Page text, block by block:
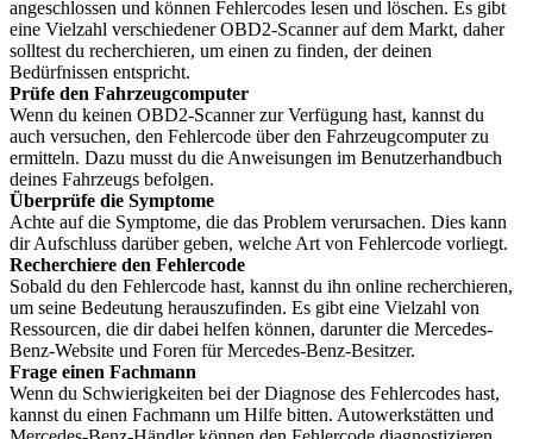
angeschlossen und können Fehlercodes lesen und löschen. Es gibt
eine Vielzahl verschiedener OBD2-Scanner auf dem Markt, daher
solltest du recherchieren, um einen zu finden, der deinen
Bedürfnissen entspricht.
Prüfe den Fahrzeugcomputer
Wenn du keinen OBD2-Scanner zur Verfügung hast, kannst du
auch versuchen, den Fehlercode über den Fahrzeugcomputer zu
ermitteln. Dazu musst du die Anweisungen im Benutzerhandbuch
deines Fahrzeugs befolgen.
Überprüfe die Symptome
Achte auf die Symptome, die das Problem verursachen. Dies kann
dir Aufschluss darüber geben, welche Art von Fehlercode vorliegt.
Recherchiere den Fehlercode
Sobald du den Fehlercode hast, kannst du ihn online recherchieren,
um seine Bedeutung herauszufinden. Es gibt eine Vielzahl von
Ressourcen, die dir dabei helfen können, darunter die Mercedes-
Benz-Website und Foren für Mercedes-Benz-Besitzer.
Frage einen Fachmann
Wenn du Schwierigkeiten bei der Diagnose des Fehlercodes hast,
kannst du einen Fachmann um Hilfe bitten. Autowerkstätten und